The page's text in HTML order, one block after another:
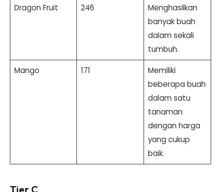
Dragon Fruit 246
Menghasilkan
banyak buah
dalam sekali
tumbuh.
Mango 171
Memiliki
beberapa buah
dalam satu
tanaman
dengan harga
yang cukup
baik.
Tier C